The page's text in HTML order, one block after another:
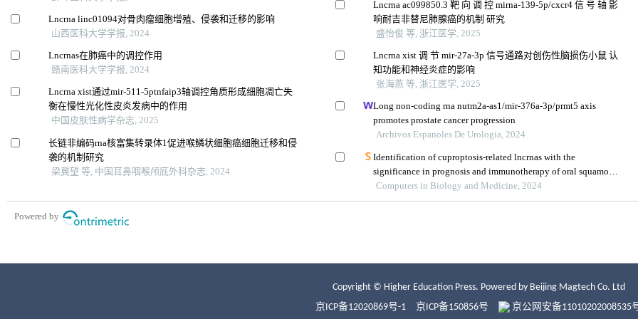
Copyright © Higher Education Press. Powered by Beijing Magtech Co. Ltd
京ICP备12020869号-1
京ICP备150856号 京公网安备11010202008535